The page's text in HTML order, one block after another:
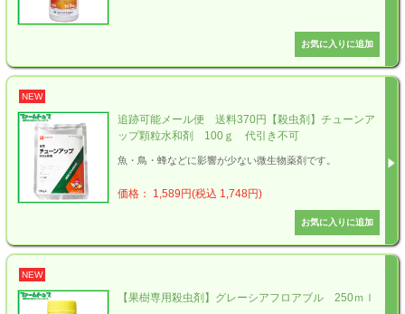
NEW
追跡可能メール便 送料370円【殺虫剤】チューンア
ップ顆粒水和剤 100ｇ 代引き不可
魚・鳥・蜂などに影響が少ない微生物薬剤です。
価格： 1,589円(税込 1,748円)
NEW
【果樹専用殺虫剤】グレーシアフロアブル 250ｍｌ